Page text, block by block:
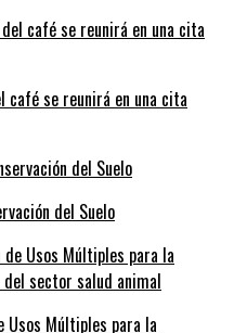
café se reunirá en una cita
del Suelo
Usos Múltiples para la